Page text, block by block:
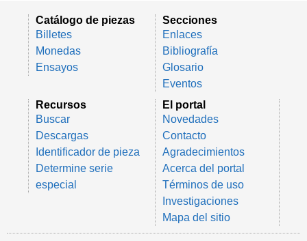
Catálogo de piezas
Billetes
Monedas
Ensayos
Secciones
Enlaces
Bibliografía
Glosario
Eventos
Recursos
Buscar
Descargas
Identificador de pieza
Determine serie
especial
El portal
Novedades
Contacto
Agradecimientos
Acerca del portal
Términos de uso
Investigaciones
Mapa del sitio